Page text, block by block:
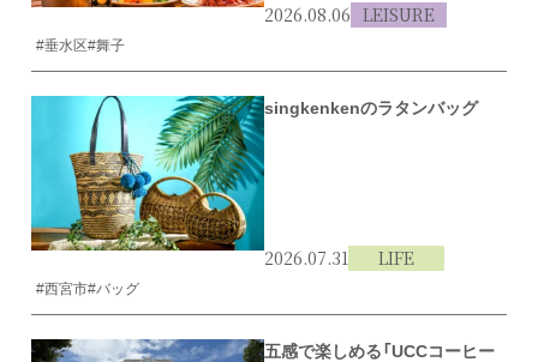
2026.08.06 LEISURE
#垂水区#舞子
singkenkenのラタンバッグ
2026.07.31 LIFE
#西宮市#バッグ
五感で楽しめる「UCCコーヒー